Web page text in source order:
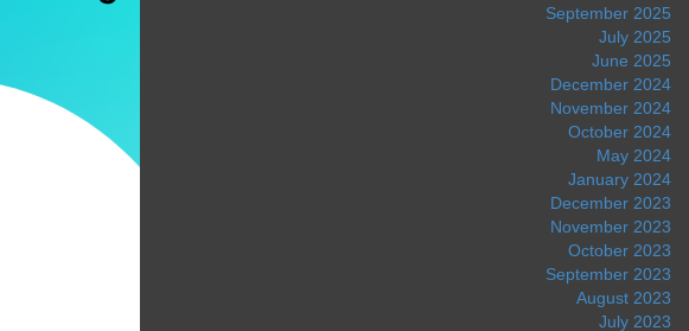
September 2025
July 2025
June 2025
December 2024
November 2024
October 2024
May 2024
January 2024
December 2023
November 2023
October 2023
September 2023
August 2023
July 2023